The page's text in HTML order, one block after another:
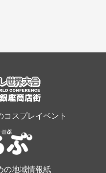
スプレイベント
の地域情報紙